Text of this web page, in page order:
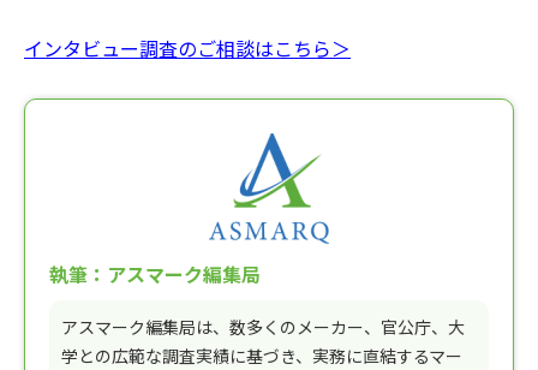
インタビュー調査のご相談はこちら＞
執筆：アスマーク編集局
アスマーク編集局は、数多くのメーカー、官公庁、大
学との広範な調査実績に基づき、実務に直結するマー